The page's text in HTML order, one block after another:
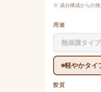
※ 成分構成からの
用途
熱保護タイプ
軽やかタイ
髪質